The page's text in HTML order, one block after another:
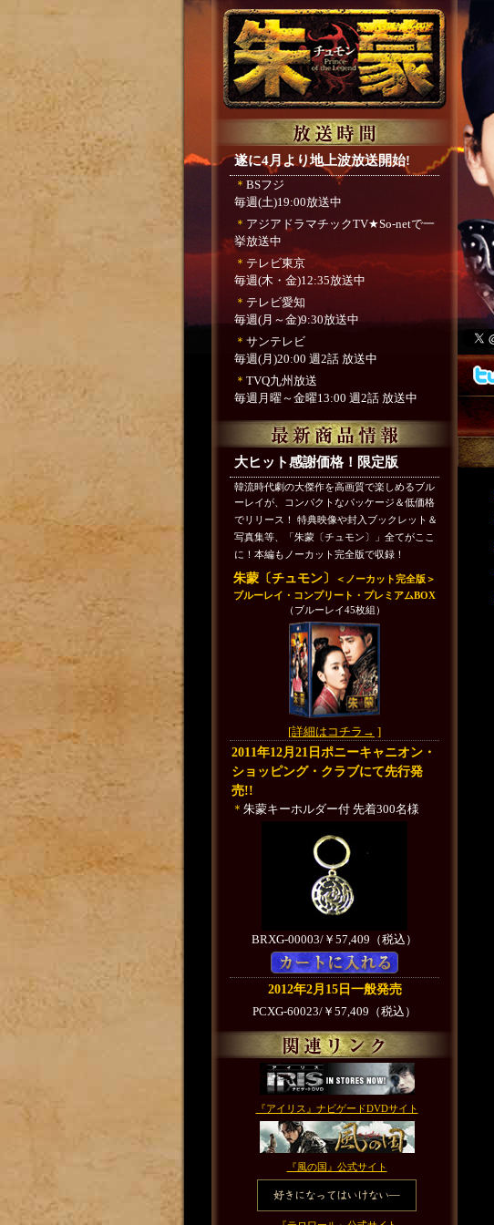
遂に4月より地上波放送開始!
＊ BSフジ
毎週(土)19:00放送中
＊ アジアドラマチックTV★So-netで一
挙放送中
＊ テレビ東京
毎週(木・金)12:35放送中
＊ テレビ愛知
毎週(月～金)9:30放送中
＊ サンテレビ
毎週(月)20:00 週2話 放送中
＊ TVQ九州放送
毎週月曜～金曜13:00 週2話 放送中
大ヒット感謝価格！限定版
韓流時代劇の大傑作を高画質で楽しめるブル
ーレイが、コンパクトなパッケージ＆低価格
でリリース！ 特典映像や封入ブックレット＆
写真集等、「朱蒙〔チュモン〕」全てがここ
に！本編もノーカット完全版で収録！
朱蒙〔チュモン〕
＜ノーカット完全版＞
ブルーレイ・コンプリート・プレミアムBOX
（ブルーレイ45枚組）
[詳細はコチラ→ ]
2011年12月21日ポニーキャニオン・
ショッピング・クラブにて先行発
売!!
＊ 朱蒙キーホルダー付 先着300名様
BRXG-00003/￥57,409（税込）
2012年2月15日一般発売
PCXG-60023/￥57,409（税込）
『アイリス』ナビゲードDVDサイト
『風の国』公式サイト